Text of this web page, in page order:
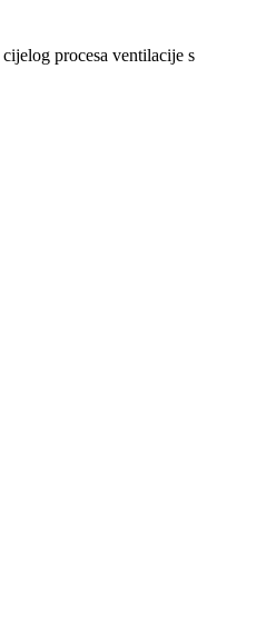
procesa ventilacije s